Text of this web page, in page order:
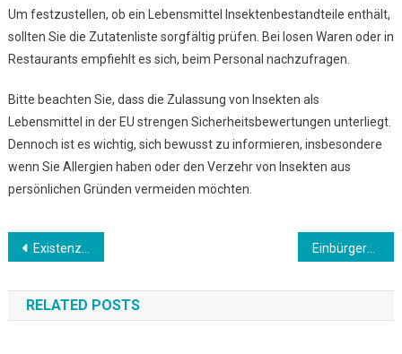
Um festzustellen, ob ein Lebensmittel Insektenbestandteile enthält,
sollten Sie die Zutatenliste sorgfältig prüfen. Bei losen Waren oder in
Restaurants empfiehlt es sich, beim Personal nachzufragen.
Bitte beachten Sie, dass die Zulassung von Insekten als
Lebensmittel in der EU strengen Sicherheitsbewertungen unterliegt.
Dennoch ist es wichtig, sich bewusst zu informieren, insbesondere
wenn Sie Allergien haben oder den Verzehr von Insekten aus
persönlichen Gründen vermeiden möchten.
Beitrags-
Navigation
Existenzgründungen Einbürgerung
RELATED POSTS